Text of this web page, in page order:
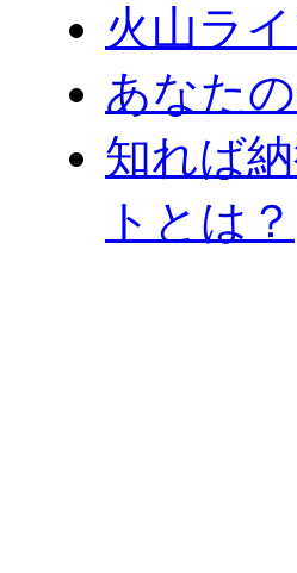
火山ラ
あなた
知れば
トとは？